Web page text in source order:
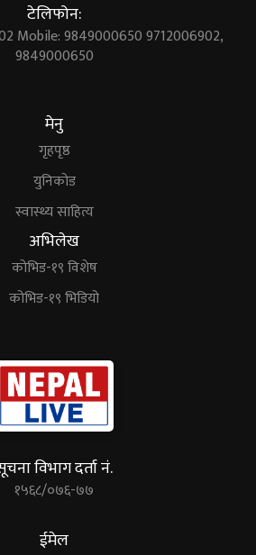
टेलिफोन:
Mobile: 9849000650 9712006902,
9849000650
मेनु
गृहपृष्ठ
युनिकोड
स्वास्थ्य साहित्य
अभिलेख
कोभिड-१९ विशेष
कोभिड-१९ भिडियो
विभाग दर्ता नं.
१५६८/०७६-७७
ईमेल